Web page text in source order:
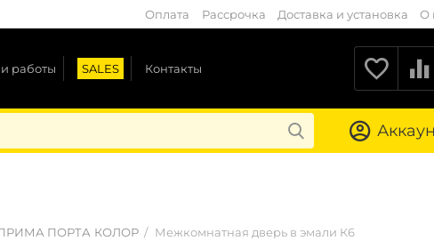
Оплата Рассрочка Доставка и установка О
работы SALES Контакты
ПОРТА КОЛОР / Межкомнатная дверь в эмали К6